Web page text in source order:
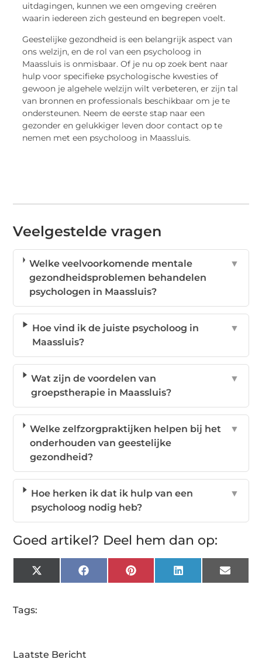
uitdagingen, kunnen we een omgeving creëren
waarin iedereen zich gesteund en begrepen voelt.
Geestelijke gezondheid is een belangrijk aspect van
ons welzijn, en de rol van een psycholoog in
Maassluis is onmisbaar. Of je nu op zoek bent naar
hulp voor specifieke psychologische kwesties of
gewoon je algehele welzijn wilt verbeteren, er zijn tal
van bronnen en professionals beschikbaar om je te
ondersteunen. Neem de eerste stap naar een
gezonder en gelukkiger leven door contact op te
nemen met een psycholoog in Maassluis.
Veelgestelde vragen
Welke veelvoorkomende mentale
gezondheidsproblemen behandelen
psychologen in Maassluis?
▼
Hoe vind ik de juiste psycholoog in
Maassluis?
▼
Wat zijn de voordelen van
groepstherapie in Maassluis?
▼
Welke zelfzorgpraktijken helpen bij het
onderhouden van geestelijke
gezondheid?
▼
Hoe herken ik dat ik hulp van een
psycholoog nodig heb?
▼
Goed artikel? Deel hem dan op:
X
(Twitter)
FacebookPinterestLinkedIn Email
Tags:
Laatste Bericht